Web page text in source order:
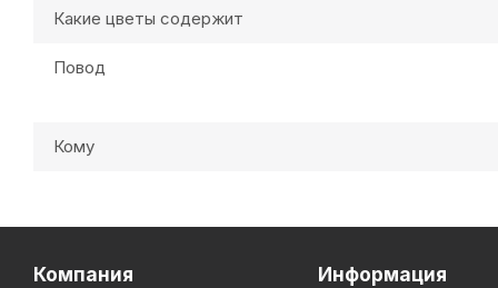
Какие цветы содержит
Повод
Кому
Компания Информация